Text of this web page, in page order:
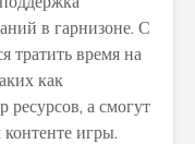
в гарнизоне. С
тратить время на
как
ресурсов, а смогут
игры.